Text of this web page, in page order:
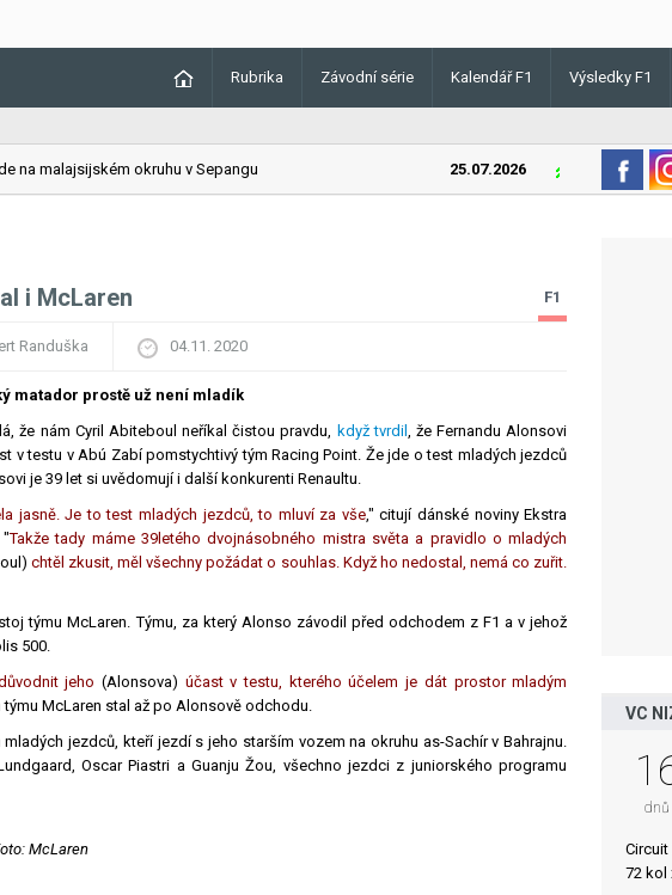
Rubrika Závodní série Kalendář F1 Výsledky F1
malajsijském okruhu v Sepangu 25.07.2026 Lando Norris v
i McLaren F1
Randuška 04.11. 2020
matador prostě už není mladík
že nám Cyril Abiteboul neříkal čistou pravdu, když tvrdil , že Fernandu Alonsovi
v testu v Abú Zabí pomstychtivý tým Racing Point. Že jde o test mladých jezdců
je 39 let si uvědomují i ​​další konkurenti Renaultu.
jasně. Je to test mladých jezdců, to mluví za vše," citují dánské noviny Ekstra
"Takže tady máme 39letého dvojnásobného mistra světa a pravidlo o mladých
chtěl zkusit, měl všechny požádat o souhlas. Když ho nedostal, nemá co zuřit.
týmu McLaren. Týmu, za který Alonso závodil před odchodem z F1 a v jehož
500.
jeho (Alonsova) účast v testu, kterého účelem je dát prostor mladým
McLaren stal až po Alonsově odchodu.
jezdců, kteří jezdí s jeho starším vozem na okruhu as-Sachír v Bahrajnu.
Oscar Piastri a Guanju Žou, všechno jezdci z juniorského programu
McLaren
VC
dnů
72 kol